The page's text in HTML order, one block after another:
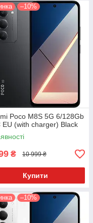
–10%
Poco M8S 5G 6/128Gb
EU (with charger) Black
₴ 10 999 ₴
Купити
–10%